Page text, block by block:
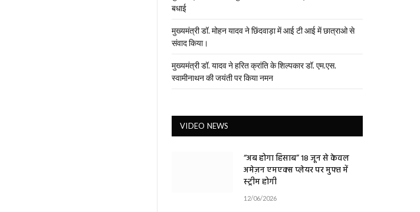
बधाई
मुख्यमंत्री डॉ. मोहन यादव ने छिंदवाड़ा में आई टी आई में छात्राओ से
संवाद किया।
मुख्यमंत्री डॉ. यादव ने हरित क्रांति के शिल्पकार डॉ. एम.एस.
स्वामीनाथन की जयंती पर किया नमन
VIDEO NEWS
“अब होगा हिसाब” 18 जून से केवल
अमेज़न एमएक्स प्लेयर पर मुफ्त में
स्ट्रीम होगी
12/06/2026